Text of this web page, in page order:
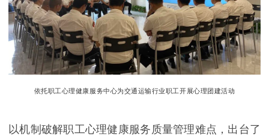
依托职工心理健康服务中心为交通运输行业职工开展心理团建活动
以机制破解职工心理健康服务质量管理难点，出台了